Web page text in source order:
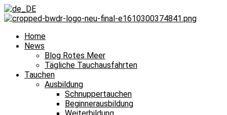
Home
News
Blog Rotes Meer
Tägliche Tauchausfahrten
Tauchen
Ausbildung
Schnuppertauchen
Beginnerausbildung